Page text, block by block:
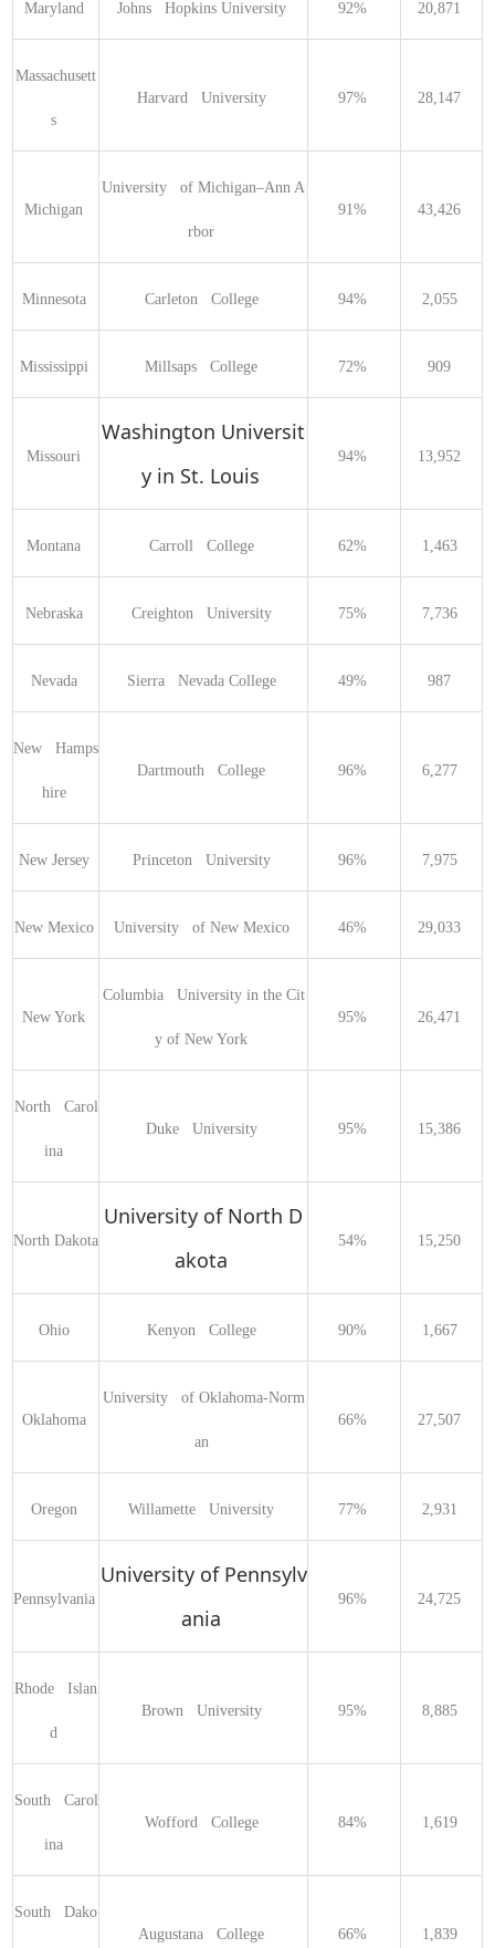
Maryland Johns   Hopkins University 92% 20,871
Massachusett
s
Harvard   University 97% 28,147
Michigan
University   of Michigan–Ann A
rbor
91% 43,426
Minnesota Carleton   College 94% 2,055
Mississippi Millsaps   College 72% 909
Missouri
Washington Universit
y in St. Louis
94% 13,952
Montana Carroll   College 62% 1,463
Nebraska Creighton   University 75% 7,736
Nevada Sierra   Nevada College 49% 987
New   Hamps
hire
Dartmouth   College 96% 6,277
New Jersey Princeton   University 96% 7,975
New Mexico University   of New Mexico 46% 29,033
New York
Columbia   University in the Cit
y of New York
95% 26,471
North   Carol
ina
Duke   University 95% 15,386
University of North D
akota
54% 15,250
Ohio Kenyon   College 90% 1,667
Oklahoma
University   of Oklahoma-Norm
an
66% 27,507
Oregon Willamette   University 77% 2,931
University of Pennsylv
ania
96% 24,725
Rhode   Islan
d
Brown   University 95% 8,885
South   Carol
ina
Wofford   College 84% 1,619
South   Dako
Augustana   College 66% 1,839